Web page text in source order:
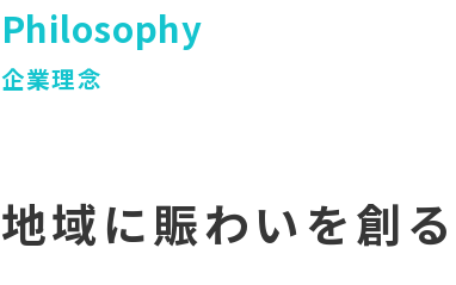
Philosophy
企業理念
地域に賑わいを創る